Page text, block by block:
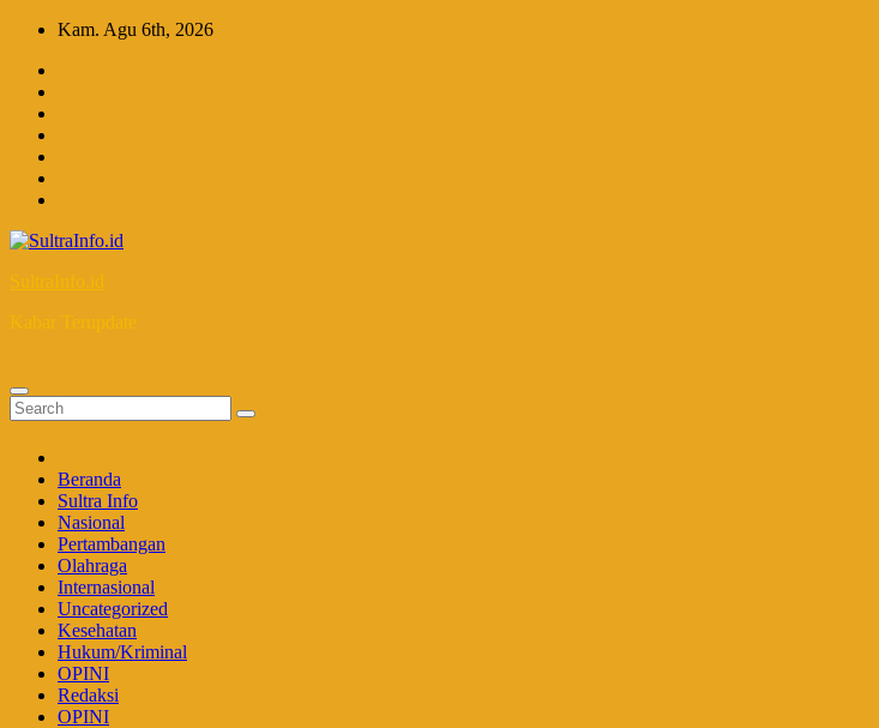
Skip
content
Kam. Agu 6th, 2026
SultraInfo.id
Kabar Terupdate
Beranda
Sultra Info
Nasional
Pertambangan
Olahraga
Internasional
Uncategorized
Kesehatan
Hukum/Kriminal
OPINI
Redaksi
OPINI